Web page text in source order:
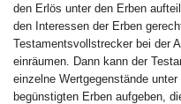
den Erlös unter den Erben
den Interessen der Erben
Testamentsvollstrecker bei der
einräumen. Dann kann der
einzelne Wertgegenstände
begünstigten Erben aufgeben,